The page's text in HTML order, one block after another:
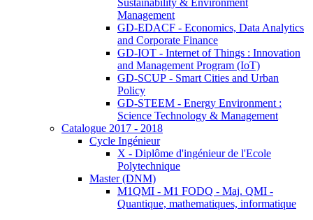
Sustainability & Environment
Management
GD-EDACF - Economics, Data Analytics
and Corporate Finance
GD-IOT - Internet of Things : Innovation
and Management Program (IoT)
GD-SCUP - Smart Cities and Urban
Policy
GD-STEEM - Energy Environment :
Science Technology & Management
Catalogue 2017 - 2018
Cycle Ingénieur
X - Diplôme d'ingénieur de l'Ecole
Polytechnique
Master (DNM)
M1QMI - M1 FODQ - Maj. QMI -
Quantique, mathematiques, informatique